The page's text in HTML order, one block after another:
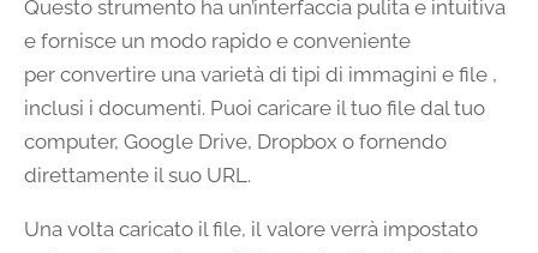
Questo strumento ha un’interfaccia pulita e intuitiva
e fornisce un modo rapido e conveniente
per convertire una varietà di tipi di immagini e file ,
inclusi i documenti. Puoi caricare il tuo file dal tuo
computer, Google Drive, Dropbox o fornendo
direttamente il suo URL.
Una volta caricato il file, il valore verrà impostato